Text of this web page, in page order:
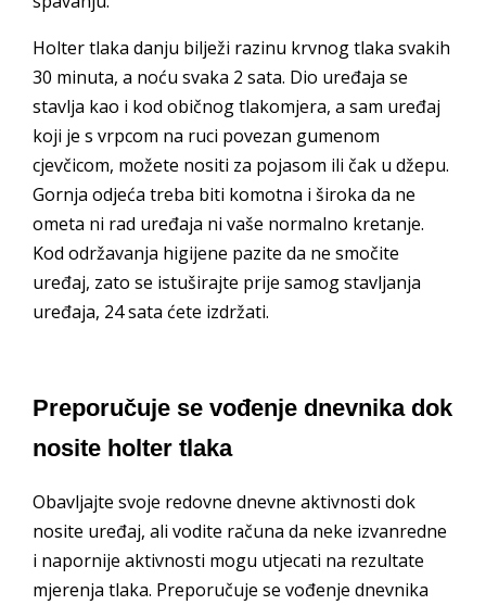
Holter tlaka danju bilježi razinu krvnog tlaka svakih
30 minuta, a noću svaka 2 sata. Dio uređaja se
stavlja kao i kod običnog tlakomjera, a sam uređaj
koji je s vrpcom na ruci povezan gumenom
cjevčicom, možete nositi za pojasom ili čak u džepu.
Gornja odjeća treba biti komotna i široka da ne
ometa ni rad uređaja ni vaše normalno kretanje.
Kod održavanja higijene pazite da ne smočite
uređaj, zato se istuširajte prije samog stavljanja
uređaja, 24 sata ćete izdržati.
Preporučuje se vođenje dnevnika dok
nosite holter tlaka
Obavljajte svoje redovne dnevne aktivnosti dok
nosite uređaj, ali vodite računa da neke izvanredne
i napornije aktivnosti mogu utjecati na rezultate
mjerenja tlaka. Preporučuje se vođenje dnevnika